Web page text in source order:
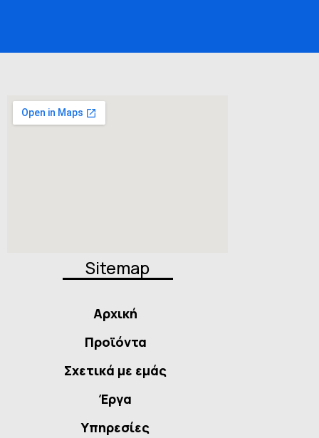
Sitemap
Αρχική
Προϊόντα
Σχετικά με εμάς
Έργα
Υπηρεσίες